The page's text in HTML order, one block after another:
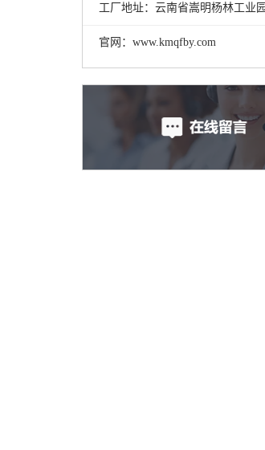
工厂地址：云南省嵩明杨林工业
官网：www.kmqfby.com